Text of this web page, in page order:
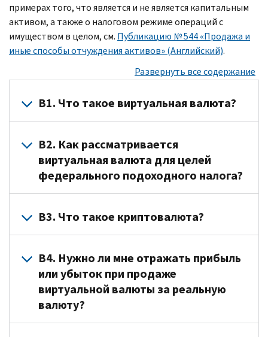
примерах того, что является и не является капитальным
активом, а также о налоговом режиме операций с
имуществом в целом, см. Публикацию № 544 «Продажа и
иные способы отчуждения активов» (Английский).
Развернуть все содержание
В1. Что такое виртуальная валюта?
Виртуальная
валюта
–
это
представление
стоимости,
от
представления
доллара
США
или
В2. Как рассматривается
виртуальная валюта для целей
федерального подоходного налога?
Для
целей
подоходного
налога
виртуальная
валюта
считается
В3. Что такое криптовалюта?
Криптовалюта
–
это
вид
виртуальной
В4. Нужно ли мне отражать прибыль
или убыток при продаже
виртуальной валюты за реальную
валюту?